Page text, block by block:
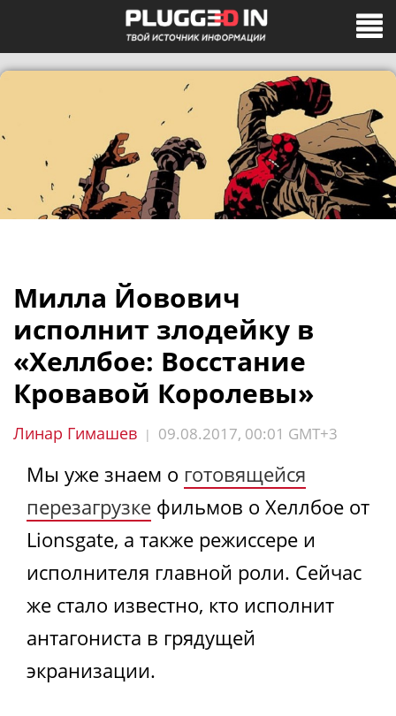
Милла Йовович
исполнит злодейку в
«Хеллбое: Восстание
Кровавой Королевы»
Линар Гимашев | 09.08.2017, 00:01 GMT+3
Мы уже знаем о готовящейся
перезагрузке фильмов о Хеллбое от
Lionsgate, а также режиссере и
исполнителя главной роли. Сейчас
же стало известно, кто исполнит
антагониста в грядущей
экранизации.